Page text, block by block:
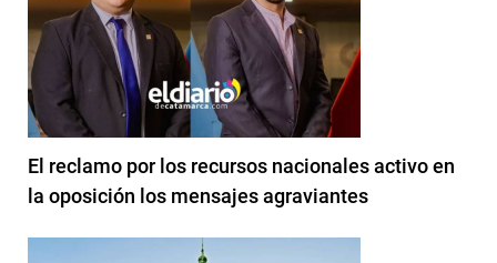
El reclamo por los recursos nacionales activo en
la oposición los mensajes agraviantes